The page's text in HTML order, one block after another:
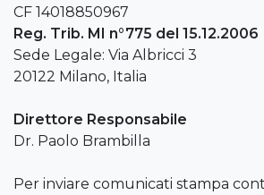
CF 14018850967
Reg. Trib. MI n°775 del 15.12.2006
Sede Legale: Via Albricci 3
20122 Milano, Italia
Direttore Responsabile
Dr. Paolo Brambilla
Per inviare comunicati stampa